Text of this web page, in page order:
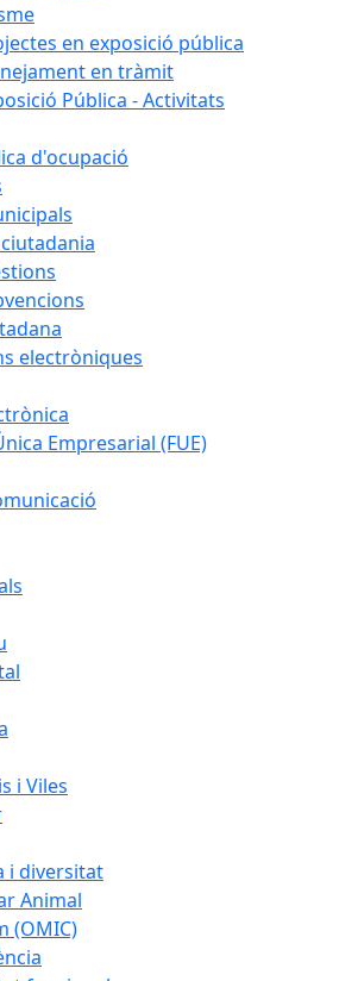
en exposició pública
en tràmit
Pública - Activitats
d'ocupació
electròniques
Empresarial (FUE)
i Viles
i diversitat
Animal
(OMIC)